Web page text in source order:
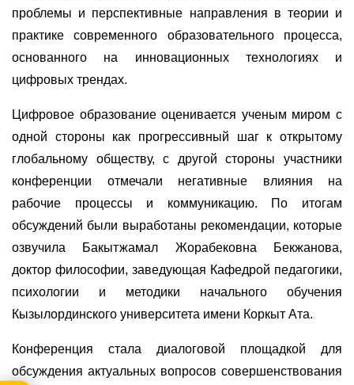
проблемы и перспективные направления в теории и
практике современного образовательного процесса,
основанного на инновационных технологиях и
цифровых трендах.
Цифровое образование оценивается ученым миром с
одной стороны как прогрессивный шаг к открытому
глобальному обществу, с другой стороны участники
конференции отмечали негативные влияния на
рабочие процессы и коммуникацию. По итогам
обсуждений были выработаны рекомендации, которые
озвучила Бакытжамал Жорабековна Бекжанова,
доктор философии, заведующая Кафедрой педагогики,
психологии и методики начального обучения
Кызылординского университета имени Коркыт Ата.
Конференция стала диалоговой площадкой для
обсуждения актуальных вопросов совершенствования